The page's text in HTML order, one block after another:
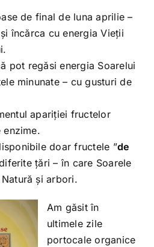
de final de luna aprilie –
și încărca cu energia Vieții
pot regăsi energia Soarelui
minunate – cu gusturi de
apariției fructelor
enzime.
doar fructele ”de
țări – în care Soarele
și arbori.
Am găsit în
ultimele zile
portocale organice